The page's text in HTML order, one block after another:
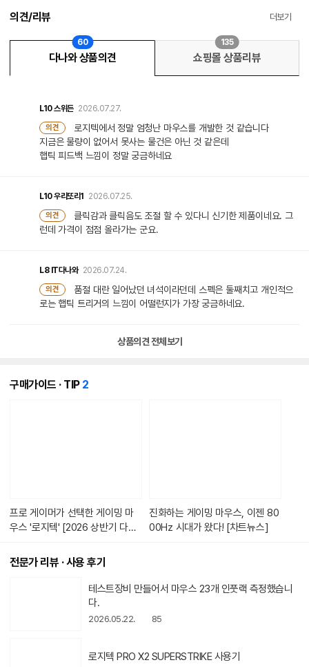
의견/리뷰 더보기
다나와 상품의견
60
쇼핑몰 상품리뷰
135
L10스위든 2026.07.27.
의견
로지텍에서 정말 엄청난 마우스를 개발한 것 같습니다
지금은 물량이 없어서 못사는 물건은 아닌 것 같은데
햅틱 피드백 느낌이 정말 궁금하네요
L10우리또리1 2026.07.25.
의견
클릭감과 클릭음도 조절 할 수 있다니 신기한 제품이네요. 그
런데 가격이 점점 올라가는 군요.
L8 IT다나와 2026.07.24.
의견
품절 대란 일어났던 녀석이라던데 스펙은 둘째치고 개인적으
로는 햅틱 트리거의 느낌이 어떨런지가 가장 궁금하네요.
상품의견 전체보기
구매가이드 · TIP 2개
프로 게이머가 선택한 게이밍 마
우스 '로지텍' [2026 상반기 다나
진화하는 게이밍 마우스, 이젠 80
00Hz 시대가 왔다! [차트뉴스]
전문가 리뷰 · 사용 후기
테스트장비 만들어서 마우스 23개 인풋랙 측정했습니
다.
2026.05.22. 85
로지텍 PRO X2 SUPERSTRIKE 사용기